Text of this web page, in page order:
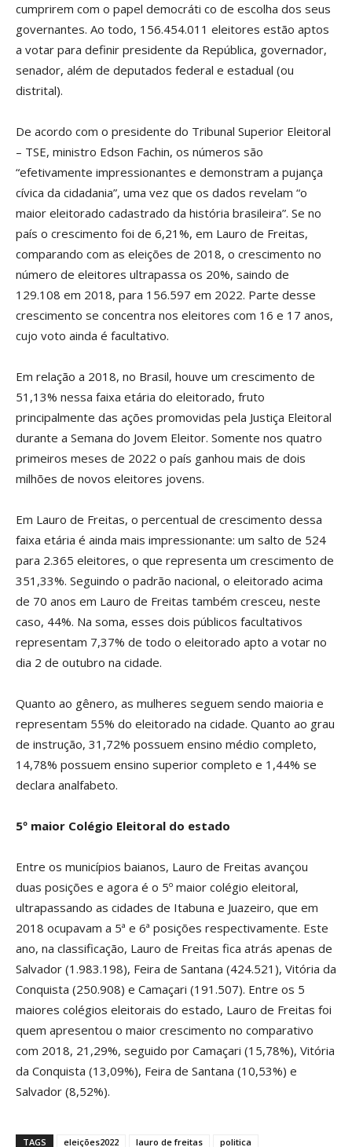
cumprirem com o papel democráti co de escolha dos seus
governantes. Ao todo, 156.454.011 eleitores estão aptos
a votar para definir presidente da República, governador,
senador, além de deputados federal e estadual (ou
distrital).
De acordo com o presidente do Tribunal Superior Eleitoral
– TSE, ministro Edson Fachin, os números são
“efetivamente impressionantes e demonstram a pujança
cívica da cidadania”, uma vez que os dados revelam “o
maior eleitorado cadastrado da história brasileira”. Se no
país o crescimento foi de 6,21%, em Lauro de Freitas,
comparando com as eleições de 2018, o crescimento no
número de eleitores ultrapassa os 20%, saindo de
129.108 em 2018, para 156.597 em 2022. Parte desse
crescimento se concentra nos eleitores com 16 e 17 anos,
cujo voto ainda é facultativo.
Em relação a 2018, no Brasil, houve um crescimento de
51,13% nessa faixa etária do eleitorado, fruto
principalmente das ações promovidas pela Justiça Eleitoral
durante a Semana do Jovem Eleitor. Somente nos quatro
primeiros meses de 2022 o país ganhou mais de dois
milhões de novos eleitores jovens.
Em Lauro de Freitas, o percentual de crescimento dessa
faixa etária é ainda mais impressionante: um salto de 524
para 2.365 eleitores, o que representa um crescimento de
351,33%. Seguindo o padrão nacional, o eleitorado acima
de 70 anos em Lauro de Freitas também cresceu, neste
caso, 44%. Na soma, esses dois públicos facultativos
representam 7,37% de todo o eleitorado apto a votar no
dia 2 de outubro na cidade.
Quanto ao gênero, as mulheres seguem sendo maioria e
representam 55% do eleitorado na cidade. Quanto ao grau
de instrução, 31,72% possuem ensino médio completo,
14,78% possuem ensino superior completo e 1,44% se
declara analfabeto.
5º maior Colégio Eleitoral do estado
Entre os municípios baianos, Lauro de Freitas avançou
duas posições e agora é o 5º maior colégio eleitoral,
ultrapassando as cidades de Itabuna e Juazeiro, que em
2018 ocupavam a 5ª e 6ª posições respectivamente. Este
ano, na classificação, Lauro de Freitas fica atrás apenas de
Salvador (1.983.198), Feira de Santana (424.521), Vitória da
Conquista (250.908) e Camaçari (191.507). Entre os 5
maiores colégios eleitorais do estado, Lauro de Freitas foi
quem apresentou o maior crescimento no comparativo
com 2018, 21,29%, seguido por Camaçari (15,78%), Vitória
da Conquista (13,09%), Feira de Santana (10,53%) e
Salvador (8,52%).
TAGS eleições2022 lauro de freitas politica